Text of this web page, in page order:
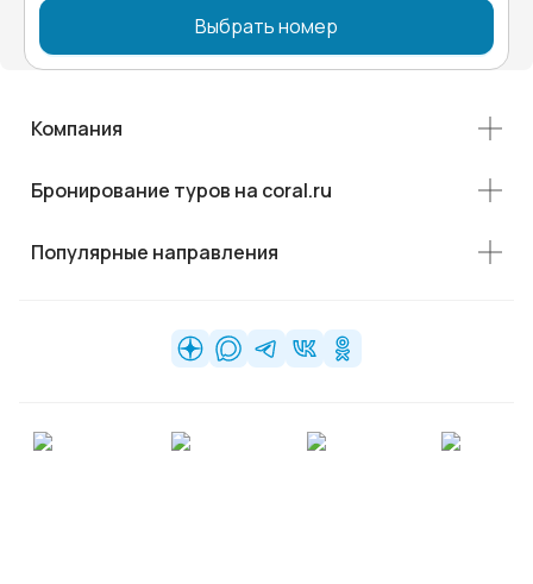
Выбрать номер
Компания
Бронирование туров на coral.ru
Популярные направления